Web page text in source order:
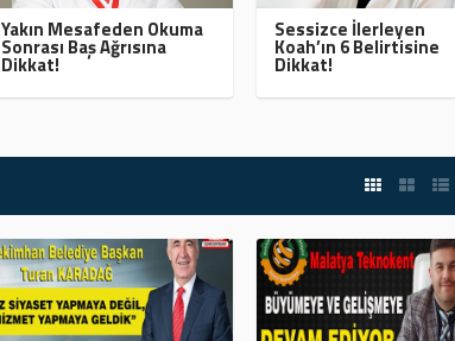
Yakın Mesafeden Okuma
Sonrası Baş Ağrısına
Dikkat!
Sessizce İlerleyen
Koah’ın 6 Belirtisine
Dikkat!